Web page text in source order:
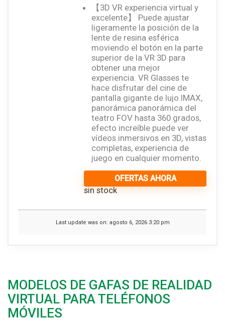
【3D VR experiencia virtual y
excelente】 Puede ajustar
ligeramente la posición de la
lente de resina esférica
moviendo el botón en la parte
superior de la VR 3D para
obtener una mejor
experiencia. VR Glasses te
hace disfrutar del cine de
pantalla gigante de lujo IMAX,
panorámica panorámica del
teatro FOV hasta 360 grados,
efecto increíble puede ver
vídeos inmersivos en 3D, vistas
completas, experiencia de
juego en cualquier momento.
OFERTAS AHORA
sin stock
Last update was on: agosto 6, 2026 3:20 pm
MODELOS DE GAFAS DE REALIDAD
VIRTUAL PARA TELÉFONOS
MÓVILES